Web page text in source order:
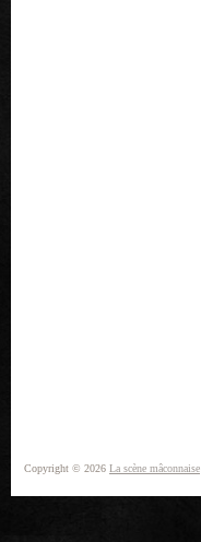
Copyright © 2026 La scène mâconnaise